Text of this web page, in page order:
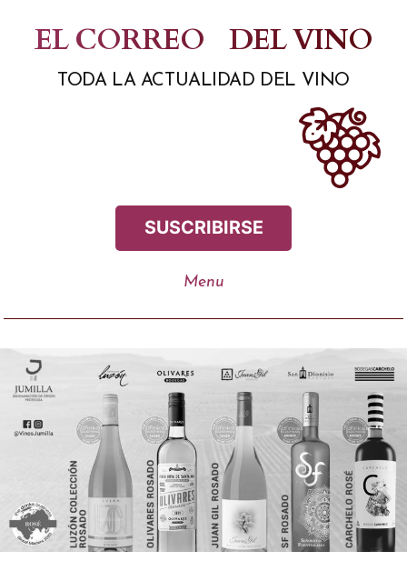
contenido
EL CORREO DEL VINO
TODA LA ACTUALIDAD DEL VINO
SUSCRIBIRSE